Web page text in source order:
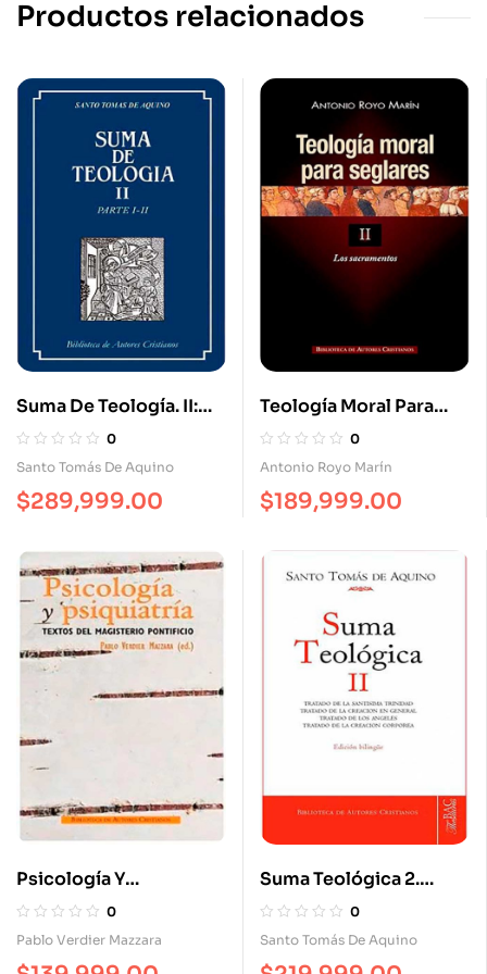
Productos relacionados
Suma De Teología. II:
Parte I-II
0
Santo Tomás De Aquino
$289,999.00
Teología Moral Para
Seglares 2. Los
Sacramentos
0
Antonio Royo Marín
$189,999.00
Psicología Y
Psiquiatría. Textos Del
Magisterio Pontificio
0
Pablo Verdier Mazzara
Suma Teológica 2.
Tratado De La
Santísima Trinidad.
0
Santo Tomás De Aquino